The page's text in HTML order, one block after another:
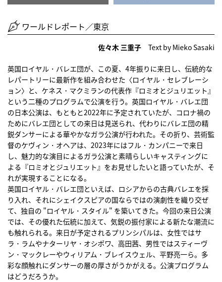
ワールドレポート／東京
佐々木 三重子 Text by Mieko Sasaki
英国ロイヤル・バレエ団が、この夏、4年振りに来日し、伝統的な
レパートリーに最新作を組み合わせた〈ロイヤル・セレブレーシ
ョン〉と、ケネス・マクミランの代表作『ロミオとジュリエット』
という二種のプログラムで公演を行う。英国ロイヤル・バレエ団
の日本公演は、もともと2022年に予定されていたが、コロナ禍の
ためにバレエ団としての来日は見送られ、代わりにバレエ団の精
鋭ダンサーによる華やかなガラ公演が行われた。その折り、芸術監
督のケヴィン・オヘアは、2023年にはフル・カンパニーで来日
し、魅力的な演目によるガラ公演と素晴らしいキャスティングに
よる『ロミオとジュリエット』をお見せしたいと語っていたが、そ
れが実現することになる。
英国ロイヤル・バレエ団といえば、ロシアからの古典バレエを採
り入れ、それにシェイクスピアの国ならではの演劇性を織り交ぜ
て、独自の "ロイヤル・スタイル" を築いてきた。今回の来日公演
では、その優れた伝統に加えて、気鋭の振付家による新たな潮流に
も触れられる。来日が予定されるプリンシパルは、女性ではサ
ラ・ラムやナターリヤ・オシポワ、高田茜、男性ではスティーヴ
ン・マックレーやウィリアム・ブレイスウェル、平野亮一ら。多
彩な顔触れにダンサーの層の厚さがうかがえる。公演プログラム
はどうだろうか。